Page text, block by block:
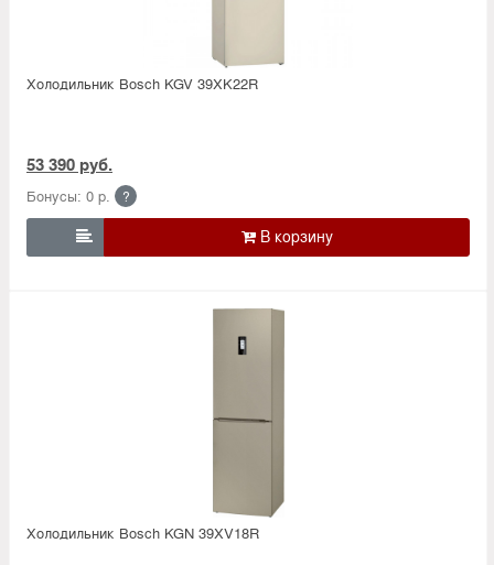
Холодильник Bosсh KGV 39XK22R
53 390 руб.
Бонусы: 0 р. ?

Холодильник Bosсh KGN 39XV18R